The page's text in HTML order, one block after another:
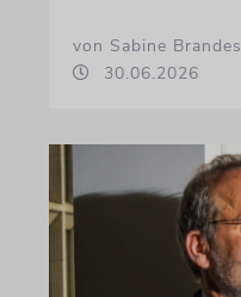
von Sabine Brandes
30.06.2026